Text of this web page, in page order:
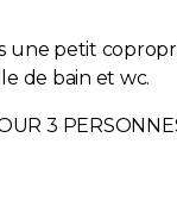
petit
de bain et wc.
3